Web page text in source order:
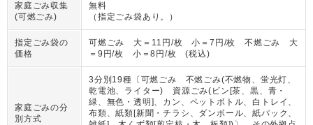
家庭ごみ収集
(可燃ごみ)
無料
（ 指定ごみ袋あり。 ）
指定ごみ袋の
価格
可燃ごみ 大＝11円/枚 小＝7円/枚 不燃ごみ 大
＝9円/枚 小＝8円/枚 (税込)
家庭ごみの分
別方式
3分別19種〔可燃ごみ 不燃ごみ(不燃物、蛍光灯、
乾電池、ライター) 資源ごみ(ビン[茶、黒、青・
緑、無色・透明]、カン、ペットボトル、白トレイ、
布類、紙類[新聞・チラシ、ダンボール、紙パック、